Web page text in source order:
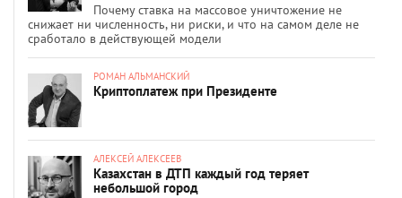
Почему ставка на массовое уничтожение не
снижает ни численность, ни риски, и что на самом деле не
сработало в действующей модели
РОМАН АЛЬМАНСКИЙ
Криптоплатеж при Президенте
АЛЕКСЕЙ АЛЕКСЕЕВ
Казахстан в ДТП каждый год теряет
небольшой город